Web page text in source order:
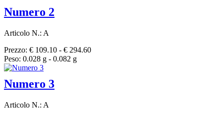
Numero 2
Articolo N.: A
Prezzo: € 109.10 - € 294.60
Peso: 0.028 g - 0.082 g
Numero 3
Articolo N.: A